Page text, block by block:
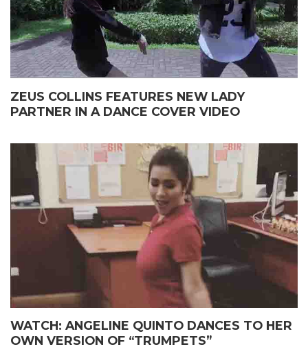
ZEUS COLLINS FEATURES NEW LADY
PARTNER IN A DANCE COVER VIDEO
WATCH: ANGELINE QUINTO DANCES TO HER
OWN VERSION OF “TRUMPETS”